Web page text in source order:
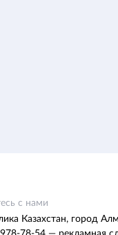
с нами
Казахстан, город